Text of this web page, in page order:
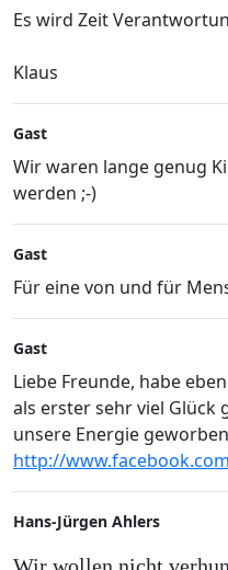
Es wird Zeit
Klaus
Gast
Wir waren lange genug
werden ;-)
Gast
Für eine von und für
Gast
Liebe Freunde, habe
als erster sehr viel Glück
unsere Energie
http://
Hans-Jürgen Ahlers
Wir wollen nicht